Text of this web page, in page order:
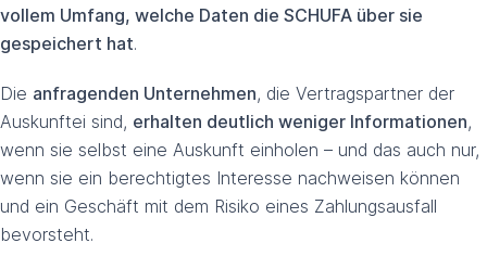
vollem Umfang, welche Daten die SCHUFA über sie
gespeichert hat.
Die anfragenden Unternehmen, die Vertragspartner der
Auskunftei sind, erhalten deutlich weniger Informationen,
wenn sie selbst eine Auskunft einholen – und das auch nur,
wenn sie ein berechtigtes Interesse nachweisen können
und ein Geschäft mit dem Risiko eines Zahlungsausfall
bevorsteht.